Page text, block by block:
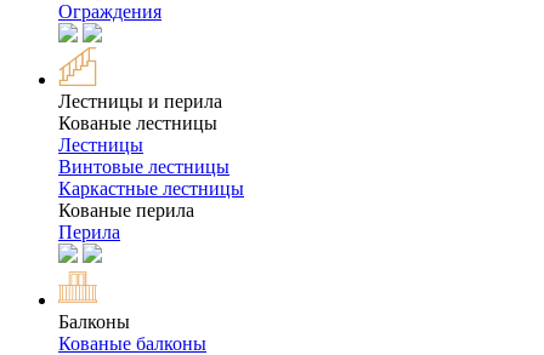
Ограждения
Лестницы и перила
Кованые лестницы
Лестницы
Винтовые лестницы
Каркастные лестницы
Кованые перила
Перила
Балконы
Кованые балконы